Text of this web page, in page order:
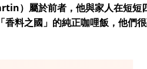
）屬於前者，他與家人在短短
料之國」的純正咖哩飯，他們